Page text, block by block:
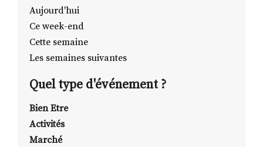
S'INSCRIRE À LA NEWSLETTER
FACEBOOKINSTAGRAM
LINKEDIN
Aujourd'hui
Ce week-end
Cette semaine
Les semaines suivantes
Quel type d'événement ?
Bien Etre
Activités
Marché